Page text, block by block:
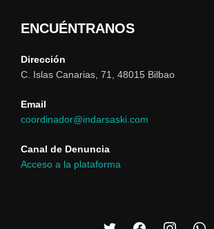
ENCUÉNTRANOS
Dirección
C. Islas Canarias, 71, 48015 Bilbao
Email
coordinador@indarsaski.com
Canal de Denuncia
Acceso a la plataforma